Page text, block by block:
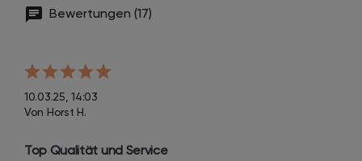
Bewertungen (17)
10.03.25, 14:03
Von Horst H.
Top Qualität und Service